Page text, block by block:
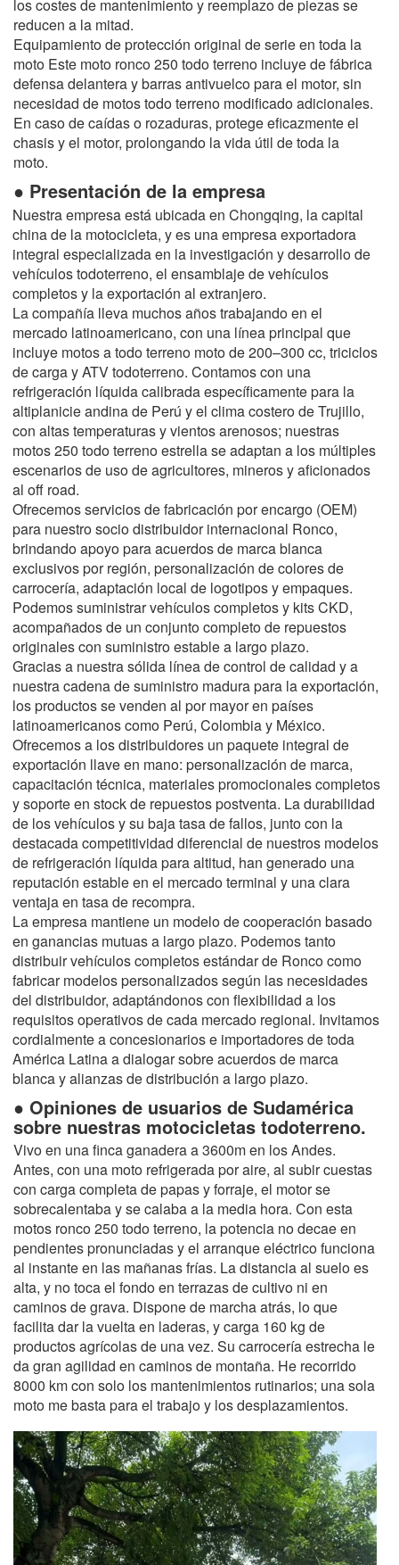
los costes de mantenimiento y reemplazo de piezas se
reducen a la mitad.
Equipamiento de protección original de serie en toda la
moto Este moto ronco 250 todo terreno incluye de fábrica
defensa delantera y barras antivuelco para el motor, sin
necesidad de motos todo terreno modificado adicionales.
En caso de caídas o rozaduras, protege eficazmente el
chasis y el motor, prolongando la vida útil de toda la
moto.
● Presentación de la empresa
Nuestra empresa está ubicada en Chongqing, la capital
china de la motocicleta, y es una empresa exportadora
integral especializada en la investigación y desarrollo de
vehículos todoterreno, el ensamblaje de vehículos
completos y la exportación al extranjero.
La compañía lleva muchos años trabajando en el
mercado latinoamericano, con una línea principal que
incluye motos a todo terreno moto de 200–300 cc, triciclos
de carga y ATV todoterreno. Contamos con una
refrigeración líquida calibrada específicamente para la
altiplanicie andina de Perú y el clima costero de Trujillo,
con altas temperaturas y vientos arenosos; nuestras
motos 250 todo terreno estrella se adaptan a los múltiples
escenarios de uso de agricultores, mineros y aficionados
al off road.
Ofrecemos servicios de fabricación por encargo (OEM)
para nuestro socio distribuidor internacional Ronco,
brindando apoyo para acuerdos de marca blanca
exclusivos por región, personalización de colores de
carrocería, adaptación local de logotipos y empaques.
Podemos suministrar vehículos completos y kits CKD,
acompañados de un conjunto completo de repuestos
originales con suministro estable a largo plazo.
Gracias a nuestra sólida línea de control de calidad y a
nuestra cadena de suministro madura para la exportación,
los productos se venden al por mayor en países
latinoamericanos como Perú, Colombia y México.
Ofrecemos a los distribuidores un paquete integral de
exportación llave en mano: personalización de marca,
capacitación técnica, materiales promocionales completos
y soporte en stock de repuestos postventa. La durabilidad
de los vehículos y su baja tasa de fallos, junto con la
destacada competitividad diferencial de nuestros modelos
de refrigeración líquida para altitud, han generado una
reputación estable en el mercado terminal y una clara
ventaja en tasa de recompra.
La empresa mantiene un modelo de cooperación basado
en ganancias mutuas a largo plazo. Podemos tanto
distribuir vehículos completos estándar de Ronco como
fabricar modelos personalizados según las necesidades
del distribuidor, adaptándonos con flexibilidad a los
requisitos operativos de cada mercado regional. Invitamos
cordialmente a concesionarios e importadores de toda
América Latina a dialogar sobre acuerdos de marca
blanca y alianzas de distribución a largo plazo.
● Opiniones de usuarios de Sudamérica
sobre nuestras motocicletas todoterreno.
Vivo en una finca ganadera a 3600m en los Andes.
Antes, con una moto refrigerada por aire, al subir cuestas
con carga completa de papas y forraje, el motor se
sobrecalentaba y se calaba a la media hora. Con esta
motos ronco 250 todo terreno, la potencia no decae en
pendientes pronunciadas y el arranque eléctrico funciona
al instante en las mañanas frías. La distancia al suelo es
alta, y no toca el fondo en terrazas de cultivo ni en
caminos de grava. Dispone de marcha atrás, lo que
facilita dar la vuelta en laderas, y carga 160 kg de
productos agrícolas de una vez. Su carrocería estrecha le
da gran agilidad en caminos de montaña. He recorrido
8000 km con solo los mantenimientos rutinarios; una sola
moto me basta para el trabajo y los desplazamientos.